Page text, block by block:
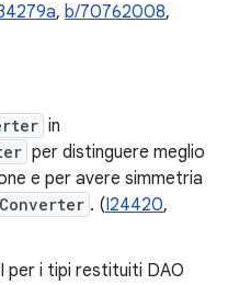
, b/70762008,
in
per distinguere meglio
e per avere simmetria
. (I24420,
per i tipi restituiti DAO